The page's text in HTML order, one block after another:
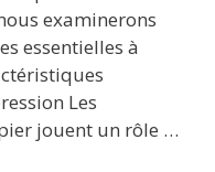
examinerons
essentielles à
Les
jouent un rôle …